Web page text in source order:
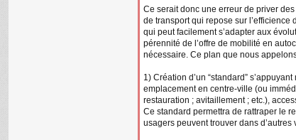
Ce serait donc une erreur de priver
de transport qui repose sur
qui peut facilement s’adapter aux
pérennité de l’offre de mobilité en
nécessaire. Ce plan que nous
1) Création d’un “standard”
emplacement en centre-ville (ou
restauration ; avitaillement ; etc.),
Ce standard permettra de rattraper le
usagers peuvent trouver dans